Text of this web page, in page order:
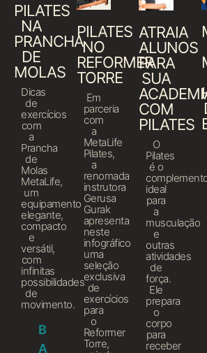
PILATES
NA
PRANCHA
DE
MOLAS
Dicas
de
exercícios
com
a
Prancha
de
Molas
MetaLife,
um
equipamento
elegante,
compacto
e
versátil,
com
infinitas
possibilidades
de
movimento.
B
A
PILATES
NO
REFORMER
TORRE
Em
parceria
com
a
MetaLife
Pilates,
a
renomada
instrutora
Gerusa
Gurak
apresenta
neste
infográfico
uma
seleção
exclusiva
de
exercícios
para
o
Reformer
Torre,
ATRAIA
ALUNOS
PARA
SUA
COM
PILATES
O
Pilates
é o
ideal
para
a
musculação
e
outras
atividades
de
força.
Ele
prepara
o
corpo
para
receber